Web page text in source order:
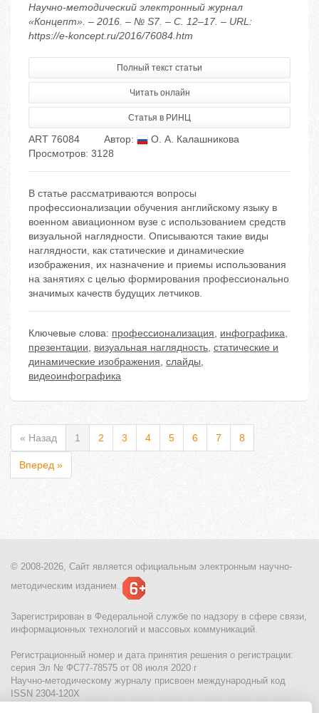
Научно-методический электронный журнал
«Концепт». – 2016. – № S7. – С. 12–17. – URL:
https://e-koncept.ru/2016/76084.htm
Полный текст статьи
Читать онлайн
Статья в РИНЦ
ART 76084 Автор:
О. А. Калашникова
Просмотров: 3128
В статье рассматриваются вопросы
профессионализации обучения английскому языку в
военном авиационном вузе с использованием средств
визуальной наглядности. Описываются такие виды
наглядности, как статические и динамические
изображения, их назначение и приемы использования
на занятиях с целью формирования профессионально
значимых качеств будущих летчиков.
Ключевые слова: профессионализация, инфографика,
презентации, визуальная наглядность, статические и
динамические изображения, слайды,
видеоинфографика
« Назад 1 2 3 4 5 6 7 8
Вперед »
© 2008-2026, Сайт является официальным электронным научно-
методическим изданием.
Зарегистрирован в Федеральной службе по надзору в сфере связи,
информационных технологий и массовых коммуникаций.
Регистрационный номер и дата принятия решения о регистрации:
серия Эл № ФС77-78575 от 08 июля 2020 г
Научно-методическому журналу присвоен международный код
ISSN 2304-120X